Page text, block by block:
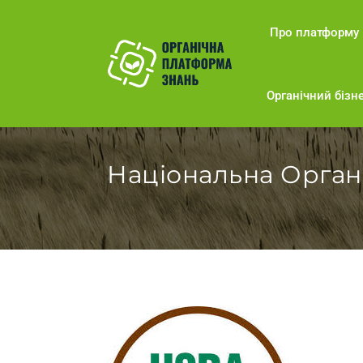
Про платформу
Органічний
Національна